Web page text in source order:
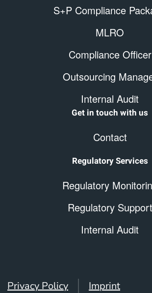
S+P Compliance
MLRO
Compliance Officer
Outsourcing
Internal Audit
Get in touch with us
Contact
Regulatory Services
Regulatory
Regulatory Support
Internal Audit
Privacy Policy Imprint